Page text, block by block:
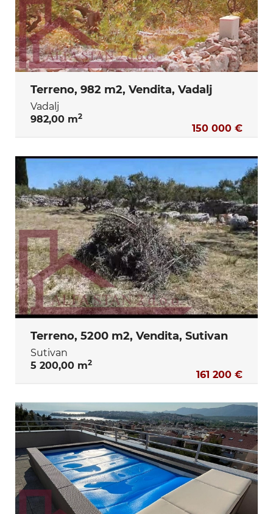
Terreno, 982 m2, Vendita, Vadalj
Vadalj
982,00 m2
150 000 €
Terreno, 5200 m2, Vendita, Sutivan
Sutivan
5 200,00 m2
161 200 €